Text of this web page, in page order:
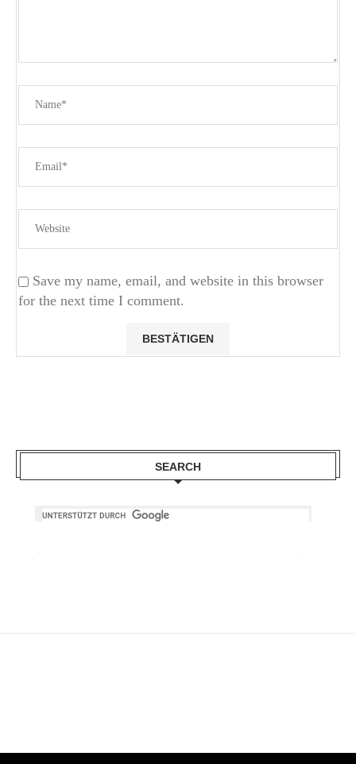
Save my name, email, and website in this browser
for the next time I comment.
SEARCH